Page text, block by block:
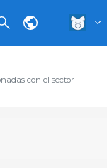
con el sector